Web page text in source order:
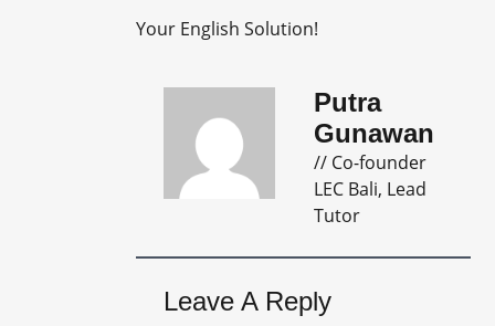
Your English Solution!
Putra
Gunawan
// Co-founder
LEC Bali, Lead
Tutor
Leave A Reply